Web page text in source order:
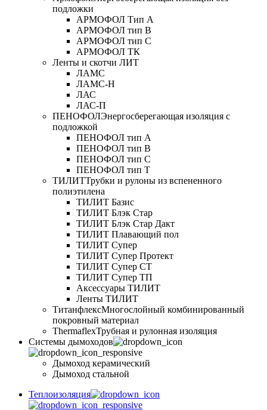
подложки
АРМОФОЛ Тип А
АРМОФОЛ тип В
АРМОФОЛ тип C
АРМОФОЛ ТК
Ленты и скотчи ЛИТ
ЛАМС
ЛАМС-Н
ЛАС
ЛАС-П
ПЕНОФОЛЭнергосберегающая изоляция с
подложкой
ПЕНОФОЛ тип А
ПЕНОФОЛ тип B
ПЕНОФОЛ тип C
ПЕНОФОЛ тип T
ТИЛИТТрубки и рулоны из вспененного
полиэтилена
ТИЛИТ Базис
ТИЛИТ Блэк Стар
ТИЛИТ Блэк Стар Дакт
ТИЛИТ Плавающий пол
ТИЛИТ Супер
ТИЛИТ Супер Протект
ТИЛИТ Супер СТ
ТИЛИТ Супер ТП
Аксессуары ТИЛИТ
Ленты ТИЛИТ
ТитанфлексМногослойный комбинированный
покровный материал
ThermaflexТрубная и рулонная изоляция
Cистемы дымоходов
Дымоход керамический
Дымоход стальной
Теплоизоляция